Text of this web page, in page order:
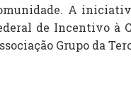
A
de Incentivo à
Grupo da